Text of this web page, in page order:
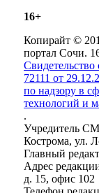
16+
Копирайт ©
портал Сочи.
72111 от
по надзору в
технологий и
.
Учредитель
Кострома, ул.
Главный
Адрес
д. 15, офис 102